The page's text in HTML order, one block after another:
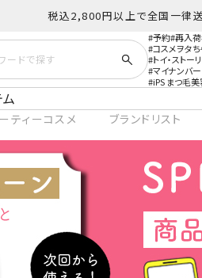
税込2,800円以上で全国一律
予約 再入荷
コスメヲタ
トイ・ストー
マイナンバ
iPS まつ毛
ティーコスメ ブランドリスト